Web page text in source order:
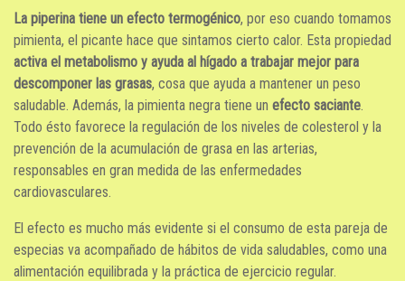
La piperina tiene un efecto termogénico, por eso cuando tomamos
pimienta, el picante hace que sintamos cierto calor. Esta propiedad
activa el metabolismo y ayuda al hígado a trabajar mejor para
descomponer las grasas, cosa que ayuda a mantener un peso
saludable. Además, la pimienta negra tiene un efecto saciante.
Todo ésto favorece la regulación de los niveles de colesterol y la
prevención de la acumulación de grasa en las arterias,
responsables en gran medida de las enfermedades
cardiovasculares.
El efecto es mucho más evidente si el consumo de esta pareja de
especias va acompañado de hábitos de vida saludables, como una
alimentación equilibrada y la práctica de ejercicio regular.